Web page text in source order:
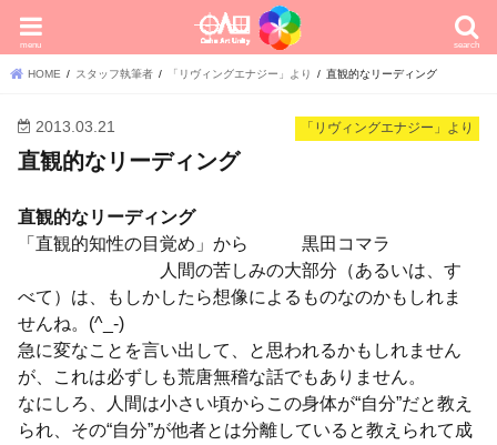
search
menu
HOME スタッフ執筆者 「リヴィングエナジー」より 直観的なリーディング
「リヴィングエナジー」より
2013.03.21
直観的なリーディング
直観的なリーディング
「直観的知性の目覚め」から 黒田コマラ
人間の苦しみの大部分（あるいは、す
べて）は、もしかしたら想像によるものなのかもしれま
せんね。(^_-)
急に変なことを言い出して、と思われるかもしれません
が、これは必ずしも荒唐無稽な話でもありません。
なにしろ、人間は小さい頃からこの身体が“自分”だと教え
られ、その“自分”が他者とは分離していると教えられて成